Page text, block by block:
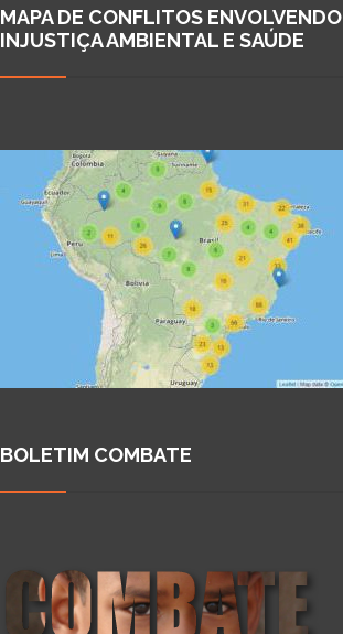
MAPA DE CONFLITOS ENVOLVENDO
INJUSTIÇA AMBIENTAL E SAÚDE
BOLETIM COMBATE